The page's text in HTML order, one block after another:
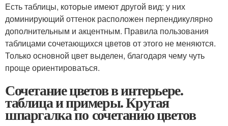
Есть таблицы, которые имеют другой вид: у них
доминирующий оттенок расположен перпендикулярно
дополнительным и акцентным. Правила пользования
таблицами сочетающихся цветов от этого не меняются.
Только основной цвет выделен, благодаря чему чуть
проще ориентироваться.
Сочетание цветов в интерьере.
таблица и примеры. Крутая
шпаргалка по сочетанию цветов